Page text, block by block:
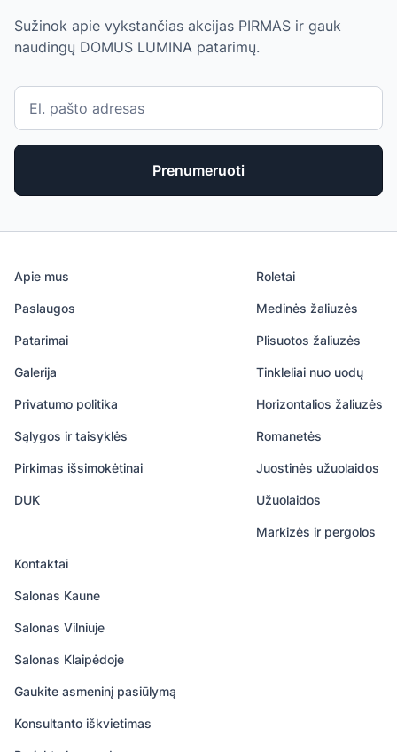
Sužinok apie vykstančias akcijas PIRMAS ir gauk
naudingų DOMUS LUMINA patarimų.
Prenumeruoti
Apie mus
Paslaugos
Patarimai
Galerija
Privatumo politika
Sąlygos ir taisyklės
Pirkimas išsimokėtinai
DUK
Roletai
Medinės žaliuzės
Plisuotos žaliuzės
Tinkleliai nuo uodų
Horizontalios žaliuzės
Romanetės
Juostinės užuolaidos
Užuolaidos
Markizės ir pergolos
Kontaktai
Salonas Kaune
Salonas Vilniuje
Salonas Klaipėdoje
Gaukite asmeninį pasiūlymą
Konsultanto iškvietimas